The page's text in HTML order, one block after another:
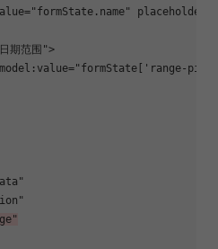
placeholder="
期范围">